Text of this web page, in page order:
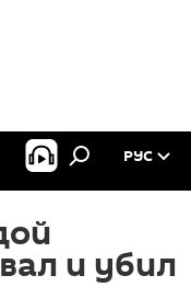
РУС
и убил